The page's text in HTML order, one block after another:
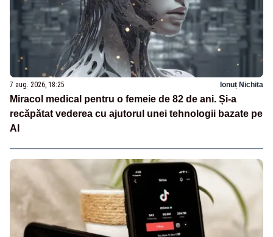
7 aug. 2026, 18:25 Ionuț Nichita
Miracol medical pentru o femeie de 82 de ani. Și-a
recăpătat vederea cu ajutorul unei tehnologii bazate pe
AI